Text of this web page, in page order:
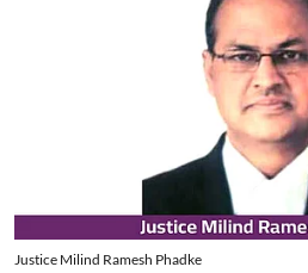
Justice Milind Ramesh Phadke